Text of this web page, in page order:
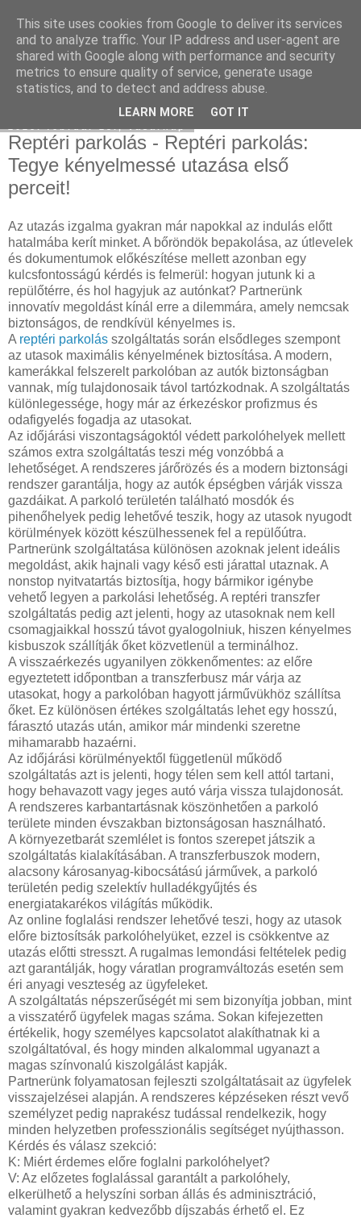
Hulladékgyűjtés
Reptéri parkolás - Reptéri parkolás:
Tegye kényelmessé utazása első
perceit!
Az utazás izgalma gyakran már napokkal az indulás előtt
hatalmába kerít minket. A bőröndök bepakolása, az útlevelek
és dokumentumok előkészítése mellett azonban egy
kulcsfontosságú kérdés is felmerül: hogyan jutunk ki a
repülőtérre, és hol hagyjuk az autónkat? Partnerünk
innovatív megoldást kínál erre a dilemmára, amely nemcsak
biztonságos, de rendkívül kényelmes is.
A reptéri parkolás szolgáltatás során elsődleges szempont
az utasok maximális kényelmének biztosítása. A modern,
kamerákkal felszerelt parkolóban az autók biztonságban
vannak, míg tulajdonosaik távol tartózkodnak. A szolgáltatás
különlegessége, hogy már az érkezéskor profizmus és
odafigyelés fogadja az utasokat.
Az időjárási viszontagságoktól védett parkolóhelyek mellett
számos extra szolgáltatás teszi még vonzóbbá a
lehetőséget. A rendszeres járőrözés és a modern biztonsági
rendszer garantálja, hogy az autók épségben várják vissza
gazdáikat. A parkoló területén található mosdók és
pihenőhelyek pedig lehetővé teszik, hogy az utasok nyugodt
körülmények között készülhessenek fel a repülőútra.
Partnerünk szolgáltatása különösen azoknak jelent ideális
megoldást, akik hajnali vagy késő esti járattal utaznak. A
nonstop nyitvatartás biztosítja, hogy bármikor igénybe
vehető legyen a parkolási lehetőség. A reptéri transzfer
szolgáltatás pedig azt jelenti, hogy az utasoknak nem kell
csomagjaikkal hosszú távot gyalogolniuk, hiszen kényelmes
kisbuszok szállítják őket közvetlenül a terminálhoz.
A visszaérkezés ugyanilyen zökkenőmentes: az előre
egyeztetett időpontban a transzferbusz már várja az
utasokat, hogy a parkolóban hagyott járművükhöz szállítsa
őket. Ez különösen értékes szolgáltatás lehet egy hosszú,
fárasztó utazás után, amikor már mindenki szeretne
mihamarabb hazaérni.
Az időjárási körülményektől függetlenül működő
szolgáltatás azt is jelenti, hogy télen sem kell attól tartani,
hogy behavazott vagy jeges autó várja vissza tulajdonosát.
A rendszeres karbantartásnak köszönhetően a parkoló
területe minden évszakban biztonságosan használható.
A környezetbarát szemlélet is fontos szerepet játszik a
szolgáltatás kialakításában. A transzferbuszok modern,
alacsony károsanyag-kibocsátású járművek, a parkoló
területén pedig szelektív hulladékgyűjtés és
energiatakarékos világítás működik.
Az online foglalási rendszer lehetővé teszi, hogy az utasok
előre biztosítsák parkolóhelyüket, ezzel is csökkentve az
utazás előtti stresszt. A rugalmas lemondási feltételek pedig
azt garantálják, hogy váratlan programváltozás esetén sem
éri anyagi veszteség az ügyfeleket.
A szolgáltatás népszerűségét mi sem bizonyítja jobban, mint
a visszatérő ügyfelek magas száma. Sokan kifejezetten
értékelik, hogy személyes kapcsolatot alakíthatnak ki a
szolgáltatóval, és hogy minden alkalommal ugyanazt a
magas színvonalú kiszolgálást kapják.
Partnerünk folyamatosan fejleszti szolgáltatásait az ügyfelek
visszajelzései alapján. A rendszeres képzéseken részt vevő
személyzet pedig naprakész tudással rendelkezik, hogy
minden helyzetben professzionális segítséget nyújthasson.
Kérdés és válasz szekció:
K: Miért érdemes előre foglalni parkolóhelyet?
V: Az előzetes foglalással garantált a parkolóhely,
elkerülhető a helyszíni sorban állás és adminisztráció,
valamint gyakran kedvezőbb díjszabás érhető el. Ez
This site uses cookies from Google to deliver its services
and to analyze traffic. Your IP address and user-agent are
shared with Google along with performance and security
metrics to ensure quality of service, generate usage
statistics, and to detect and address abuse.
LEARN MORE GOT IT